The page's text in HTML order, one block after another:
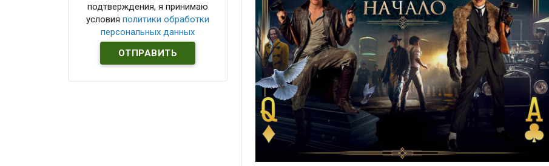
подтверждения, я принимаю
условияполитики обработки
персональных данных